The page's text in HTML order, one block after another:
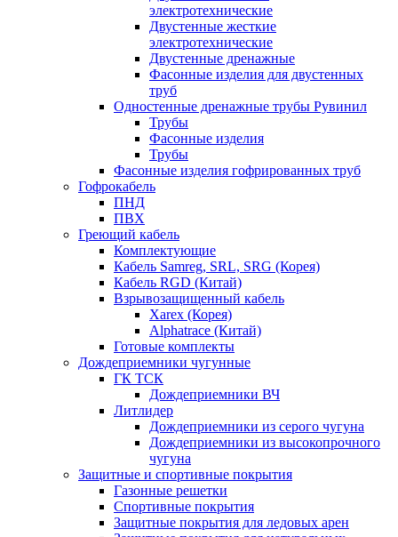
электротехнические
Двустенные жесткие
электротехнические
Двустенные дренажные
Фасонные изделия для двустенных
труб
Одностенные дренажные трубы Рувинил
Трубы
Фасонные изделия
Трубы
Фасонные изделия гофрированных труб
Гофрокабель
ПНД
ПВХ
Греющий кабель
Комплектующие
Кабель Samreg, SRL, SRG (Корея)
Кабель RGD (Китай)
Взрывозащищенный кабель
Xarex (Корея)
Alphatrace (Китай)
Готовые комплекты
Дождеприемники чугунные
ГК ТСК
Дождеприемники ВЧ
Литлидер
Дождеприемники из серого чугуна
Дождеприемники из высокопрочного
чугуна
Защитные и спортивные покрытия
Газонные решетки
Спортивные покрытия
Защитные покрытия для ледовых арен